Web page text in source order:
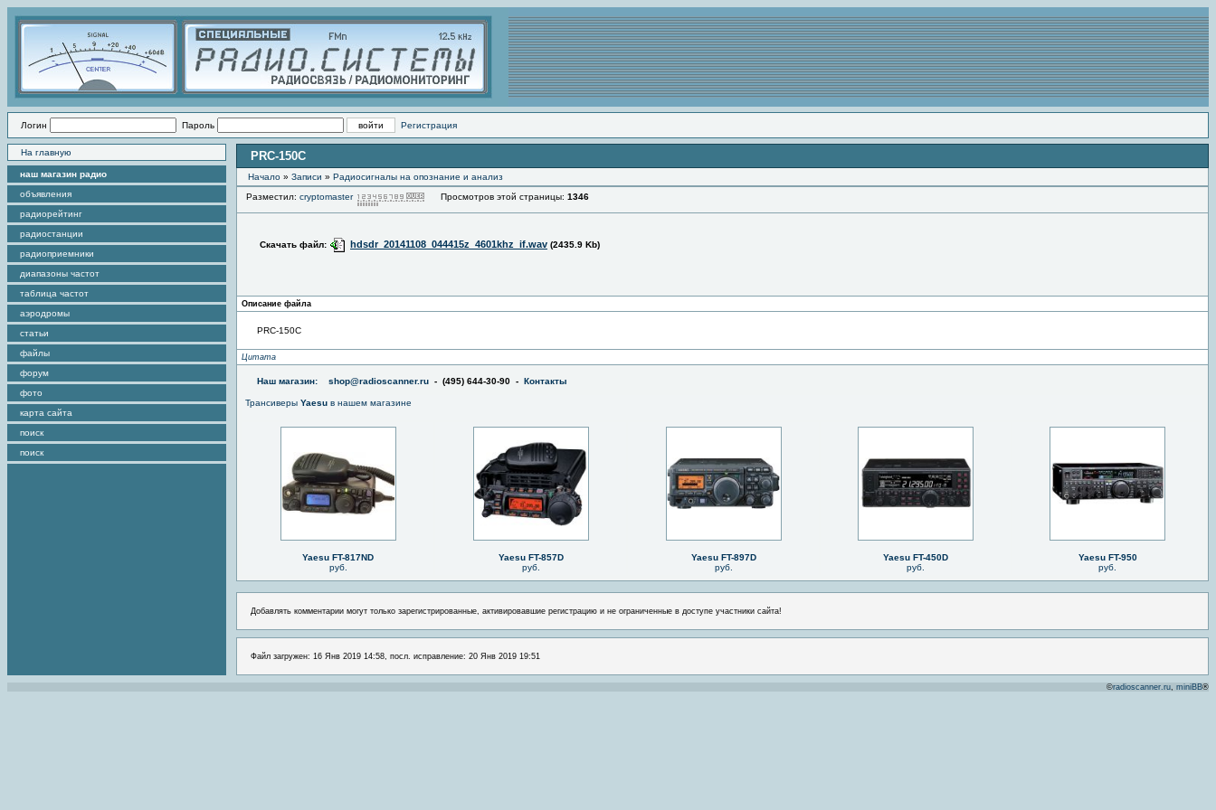
Логин Пароль Регистрация
На главную
наш магазин радио
объявления
радиорейтинг
радиостанции
радиоприемники
диапазоны частот
таблица частот
аэродромы
статьи
файлы
форум
фото
карта сайта
поиск
поиск
PRC-150C
Начало » Записи » Радиоcигналы на опознание и анализ
Разместил: cryptomaster Просмотров этой страницы: 1346
Скачать файл: hdsdr_20141108_044415z_4601khz_if.wav (2435.9 Kb)
Описание файла
PRC-150C
Цитата
Наш магазин: shop@radioscanner.ru - (495) 644-30-90 - Контакты
Трансиверы Yaesu в нашем магазине
Yaesu FT-817ND
руб.
Yaesu FT-857D
руб.
Yaesu FT-897D
руб.
Yaesu FT-450D
руб.
Yaesu FT-950
руб.
Добавлять комментарии могут только зарегистрированные, активировавшие регистрацию и не ограниченные в доступе участники сайта!
Файл загружен: 16 Янв 2019 14:58, посл. исправление: 20 Янв 2019 19:51
©radioscanner.ru, miniBB®